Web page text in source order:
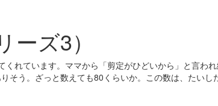
ズ3）
れています。ママから「剪定がひどいから」と言わ
う。ざっと数えても80くらいか。この数は、たい